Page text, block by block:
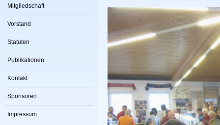
Mitgliedschaft
Vorstand
Statuten
Publikationen
Kontakt
Sponsoren
Impressum